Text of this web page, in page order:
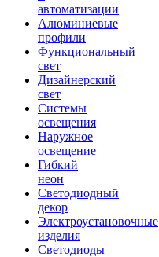
автоматизации
Алюминиевые
профили
Функциональный
свет
Дизайнерский
свет
Системы
освещения
Наружное
освещение
Гибкий
неон
Светодиодный
декор
Электроустановочные
изделия
Светодиоды